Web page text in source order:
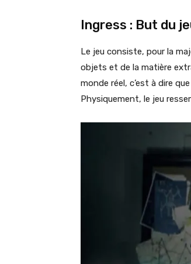
Ingress : But du
Le jeu consiste, pour la
objets et de la matière
monde réel, c’est à dire
Physiquement, le jeu